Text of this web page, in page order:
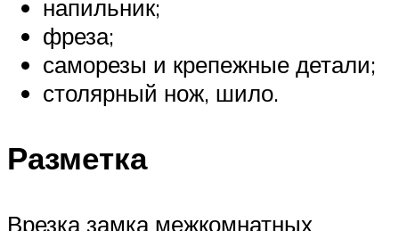
напильник;
фреза;
саморезы и крепежные детали;
столярный нож, шило.
Разметка
Врезка замка межкомнатных